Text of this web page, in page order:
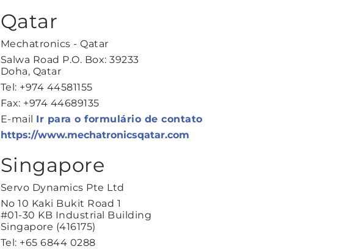
Qatar
Mechatronics - Qatar
Salwa Road P.O. Box: 39233
Doha, Qatar
Tel: +974 44581155
Fax: +974 44689135
E-mail Ir para o formulário de contato
https://www.mechatronicsqatar.com
Singapore
Servo Dynamics Pte Ltd
No 10 Kaki Bukit Road 1
#01-30 KB Industrial Building
Singapore (416175)
Tel: +65 6844 0288